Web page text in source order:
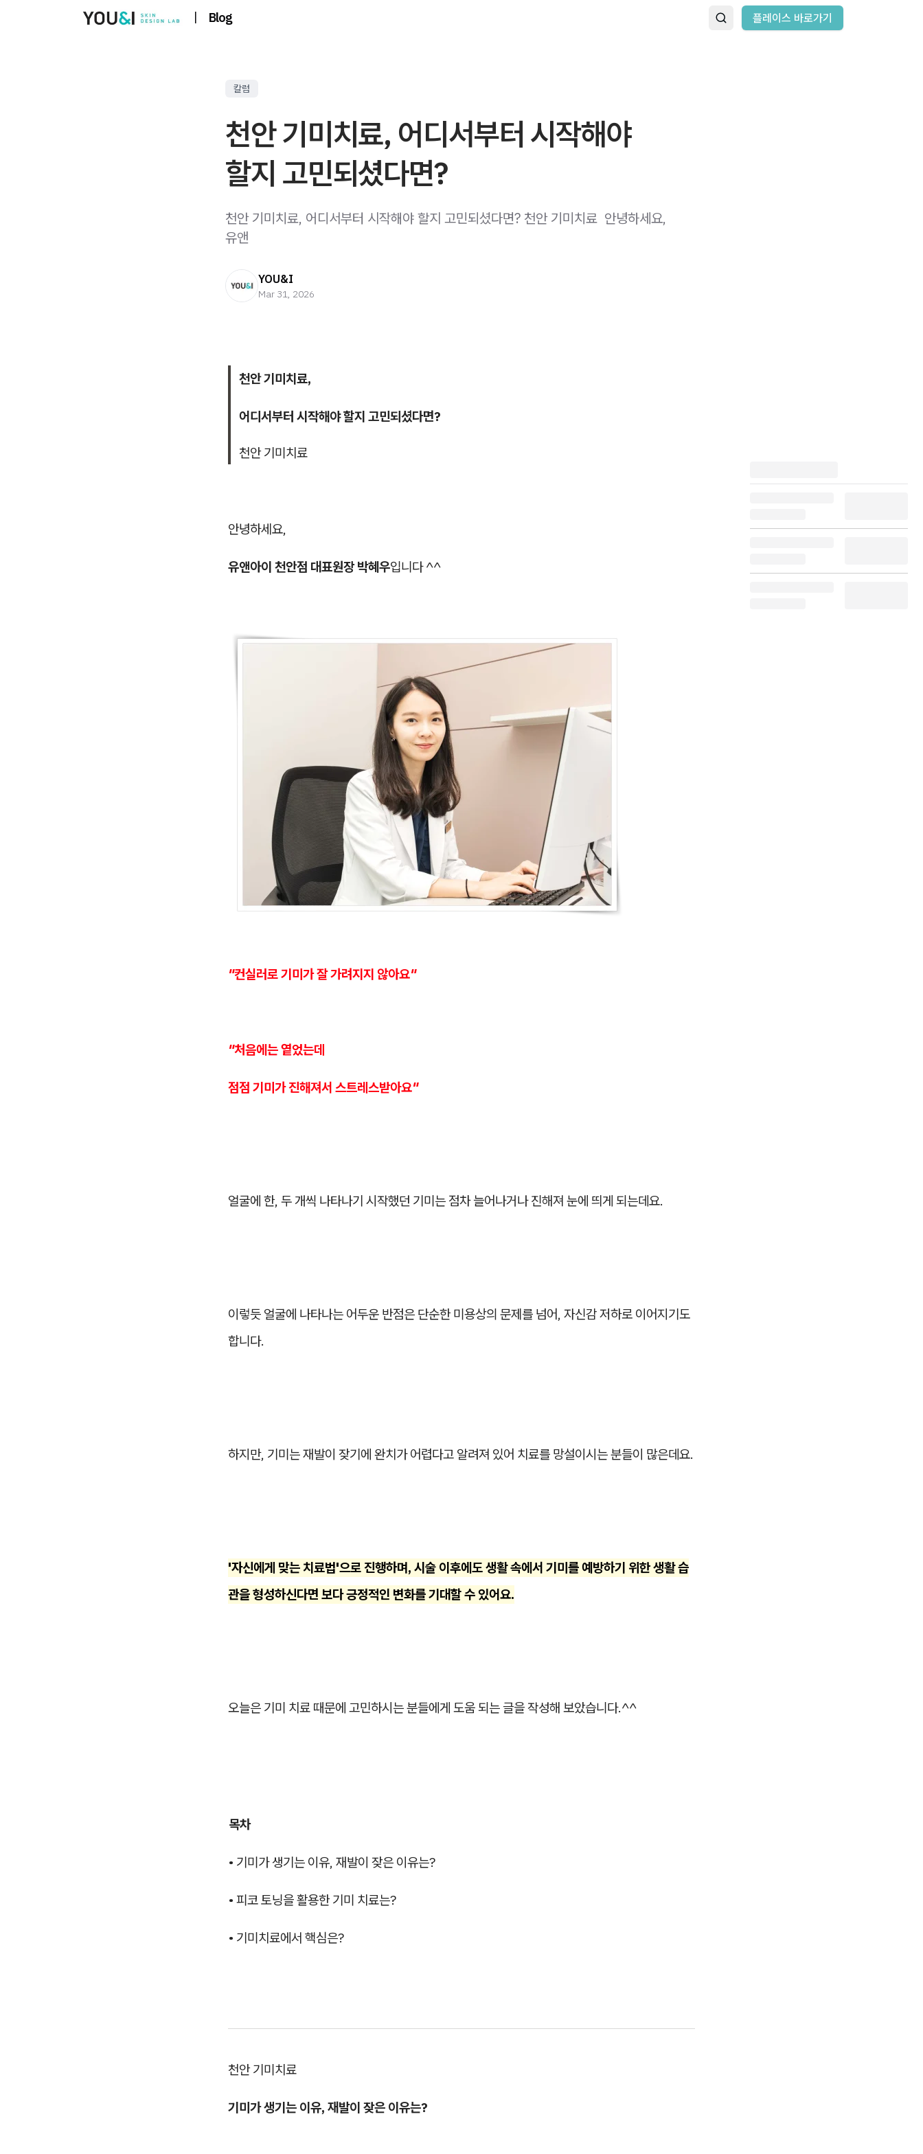
| Blog 플레이스 바로가기
칼럼
천안 기미치료, 어디서부터 시작해야
할지 고민되셨다면?
천안 기미치료, 어디서부터 시작해야 할지 고민되셨다면? 천안 기미치료 ​ 안녕하세요,
유앤
YOU&I
Mar 31, 2026
천안 기미치료,
어디서부터 시작해야 할지 고민되셨다면?
천안 기미치료
안녕하세요,
유앤아이 천안점 대표원장 박혜우입니다 ^^
"컨실러로 기미가 잘 가려지지 않아요"
"처음에는 옅었는데
점점 기미가 진해져서 스트레스받아요"
얼굴에 한, 두 개씩 나타나기 시작했던 기미는 점차 늘어나거나 진해져 눈에 띄게 되는데요.
이렇듯 얼굴에 나타나는 어두운 반점은 단순한 미용상의 문제를 넘어, 자신감 저하로 이어지기도
합니다.
하지만, 기미는 재발이 잦기에 완치가 어렵다고 알려져 있어 치료를 망설이시는 분들이 많은데요.
'자신에게 맞는 치료법'으로 진행하며, 시술 이후에도 생활 속에서 기미를 예방하기 위한 생활 습
관을 형성하신다면 보다 긍정적인 변화를 기대할 수 있어요.
오늘은 기미 치료 때문에 고민하시는 분들에게 도움 되는 글을 작성해 보았습니다.^^
목차
• 기미가 생기는 이유, 재발이 잦은 이유는?
• 피코 토닝을 활용한 기미 치료는?
• 기미치료에서 핵심은?
천안 기미치료
기미가 생기는 이유, 재발이 잦은 이유는?